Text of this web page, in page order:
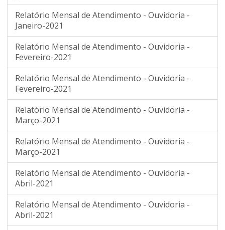
Relatório Mensal de Atendimento - Ouvidoria -
Janeiro-2021
Relatório Mensal de Atendimento - Ouvidoria -
Fevereiro-2021
Relatório Mensal de Atendimento - Ouvidoria -
Fevereiro-2021
Relatório Mensal de Atendimento - Ouvidoria -
Março-2021
Relatório Mensal de Atendimento - Ouvidoria -
Março-2021
Relatório Mensal de Atendimento - Ouvidoria -
Abril-2021
Relatório Mensal de Atendimento - Ouvidoria -
Abril-2021